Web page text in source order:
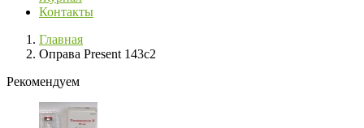
Контакты
Главная
Оправа Present 143c2
Рекомендуем